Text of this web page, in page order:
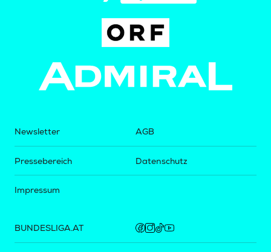
Newsletter
Pressebereich
Impressum
AGB
Datenschutz
BUNDESLIGA.AT